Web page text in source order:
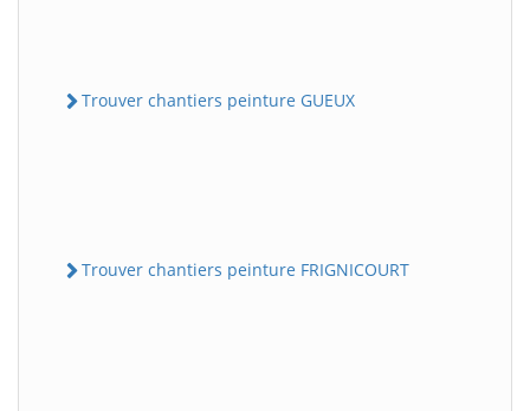
Trouver chantiers peinture GUEUX
Trouver chantiers peinture FRIGNICOURT